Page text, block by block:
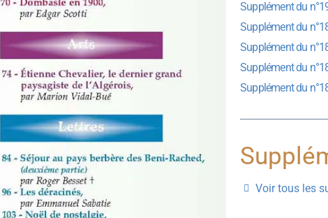
Supplément du
Supplément du
Supplément du
Supplément du
Supplément du
Voir tous les